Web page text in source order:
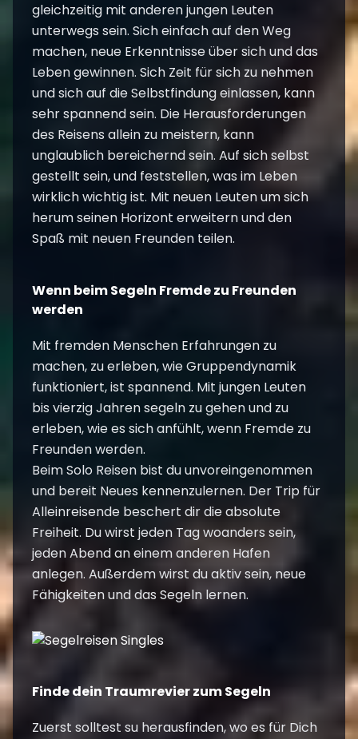
gleichzeitig mit anderen jungen Leuten
unterwegs sein. Sich einfach auf den Weg
machen, neue Erkenntnisse über sich und das
Leben gewinnen. Sich Zeit für sich zu nehmen
und sich auf die Selbstfindung einlassen, kann
sehr spannend sein. Die Herausforderungen
des Reisens allein zu meistern, kann
unglaublich bereichernd sein. Auf sich selbst
gestellt sein, und feststellen, was im Leben
wirklich wichtig ist. Mit neuen Leuten um sich
herum seinen Horizont erweitern und den
Spaß mit neuen Freunden teilen.
Wenn beim Segeln Fremde zu Freunden
werden
Mit fremden Menschen Erfahrungen zu
machen, zu erleben, wie Gruppendynamik
funktioniert, ist spannend. Mit jungen Leuten
bis vierzig Jahren segeln zu gehen und zu
erleben, wie es sich anfühlt, wenn Fremde zu
Freunden werden.
Beim Solo Reisen bist du unvoreingenommen
und bereit Neues kennenzulernen. Der Trip für
Alleinreisende beschert dir die absolute
Freiheit. Du wirst jeden Tag woanders sein,
jeden Abend an einem anderen Hafen
anlegen. Außerdem wirst du aktiv sein, neue
Fähigkeiten und das Segeln lernen.
Finde dein Traumrevier zum Segeln
Zuerst solltest su herausfinden, wo es für Dich